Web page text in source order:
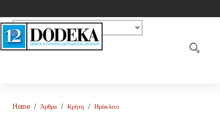
Home Άρθρα Κρήτη Ηράκλειο